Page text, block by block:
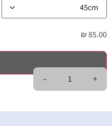
₪85.00
+
–